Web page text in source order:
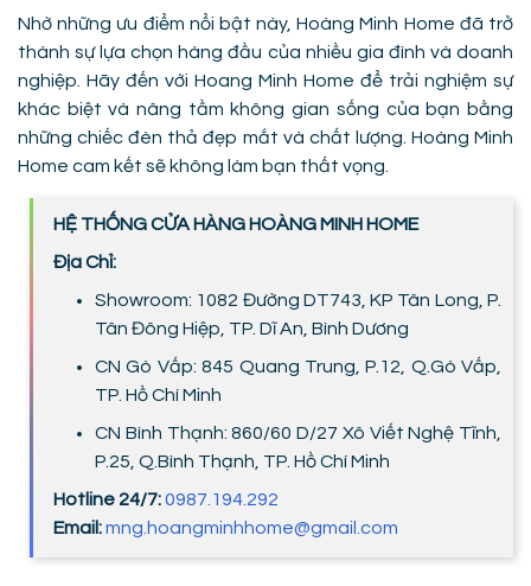
Nhờ những ưu điểm nổi bật này, Hoàng Minh Home đã trở
thành sự lựa chọn hàng đầu của nhiều gia đình và doanh
nghiệp. Hãy đến với Hoang Minh Home để trải nghiệm sự
khác biệt và nâng tầm không gian sống của bạn bằng
những chiếc đèn thả đẹp mắt và chất lượng. Hoàng Minh
Home cam kết sẽ không làm bạn thất vọng.
HỆ THỐNG CỬA HÀNG HOÀNG MINH HOME
Địa Chỉ:
Showroom: 1082 Đường DT743, KP Tân Long, P.
Tân Đông Hiệp, TP. Dĩ An, Bình Dương
CN Gò Vấp: 845 Quang Trung, P.12, Q.Gò Vấp,
TP. Hồ Chí Minh
CN Bình Thạnh: 860/60 D/27 Xô Viết Nghệ Tĩnh,
P.25, Q.Bình Thạnh, TP. Hồ Chí Minh
Hotline 24/7:0987.194.292
Email:mng.hoangminhhome@gmail.com